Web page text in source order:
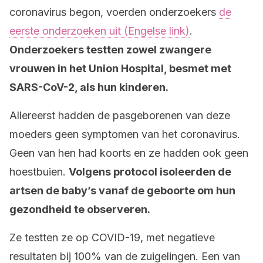
coronavirus begon, voerden onderzoekers de
eerste onderzoeken uit (Engelse link).
Onderzoekers testten zowel zwangere
vrouwen in het Union Hospital, besmet met
SARS-CoV-2, als hun kinderen.
Allereerst hadden de pasgeborenen van deze
moeders geen symptomen van het coronavirus.
Geen van hen had koorts en ze hadden ook geen
hoestbuien. Volgens protocol isoleerden de
artsen de baby’s vanaf de geboorte om hun
gezondheid te observeren.
Ze testten ze op COVID-19, met negatieve
resultaten bij 100% van de zuigelingen. Een van